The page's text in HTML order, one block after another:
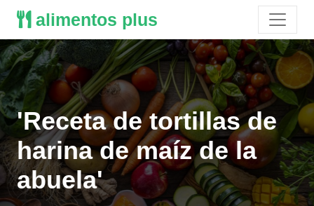
alimentos plus
'Receta de tortillas de
harina de maíz de la
abuela'